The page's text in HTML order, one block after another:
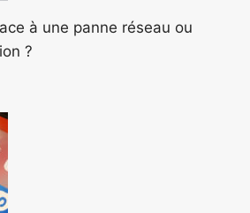
à une panne réseau ou
?